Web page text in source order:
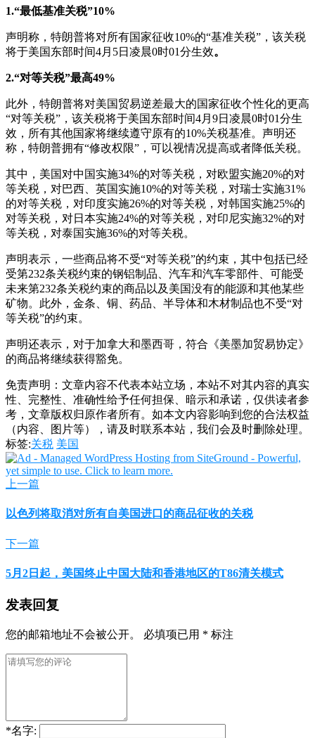
1.“最低基准关税”10%
声明称，特朗普将对所有国家征收10%的“基准关税”，该关税
将于美国东部时间4月5日凌晨0时01分生效。
2.“对等关税”最高49%
此外，特朗普将对美国贸易逆差最大的国家征收个性化的更高
“对等关税”，该关税将于美国东部时间4月9日凌晨0时01分生
效，所有其他国家将继续遵守原有的10%关税基准。声明还
称，特朗普拥有“修改权限”，可以视情况提高或者降低关税。
其中，美国对中国实施34%的对等关税，对欧盟实施20%的对
等关税，对巴西、英国实施10%的对等关税，对瑞士实施31%
的对等关税，对印度实施26%的对等关税，对韩国实施25%的
对等关税，对日本实施24%的对等关税，对印尼实施32%的对
等关税，对泰国实施36%的对等关税。
声明表示，一些商品将不受“对等关税”的约束，其中包括已经
受第232条关税约束的钢铝制品、汽车和汽车零部件、可能受
未来第232条关税约束的商品以及美国没有的能源和其他某些
矿物。此外，金条、铜、药品、半导体和木材制品也不受“对
等关税”的约束。
声明还表示，对于加拿大和墨西哥，符合《美墨加贸易协定》
的商品将继续获得豁免。
免责声明：文章内容不代表本站立场，本站不对其内容的真实
性、完整性、准确性给予任何担保、暗示和承诺，仅供读者参
考，文章版权归原作者所有。如本文内容影响到您的合法权益
（内容、图片等），请及时联系本站，我们会及时删除处理。
标签:关税 美国
上一篇
以色列将取消对所有自美国进口的商品征收的关税
下一篇
5月2日起，美国终止中国大陆和香港地区的T86清关模式
发表回复
您的邮箱地址不会被公开。 必填项已用 * 标注
*名字: